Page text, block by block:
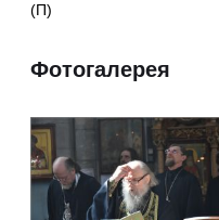
(П)
Фотогалерея